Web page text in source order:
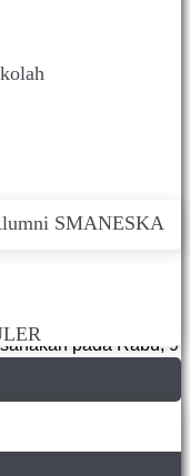
SMANESKA
MASUK
H
Halal Bihalal
Hari Raya
pada Rabu, 9
sekolah dan diikuti
guru, hingga
terasa kental
memaafkan